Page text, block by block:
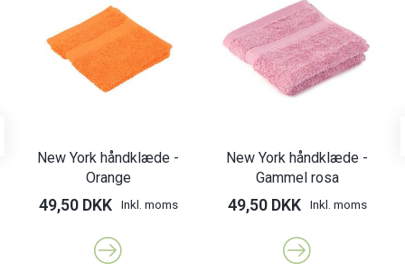
New York håndklæde -
Orange
49,50 DKK Inkl. moms
New York håndklæde -
Gammel rosa
49,50 DKK Inkl. moms